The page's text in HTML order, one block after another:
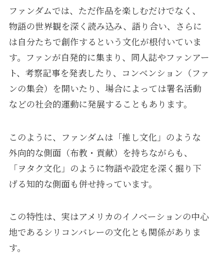
ファンダムでは、ただ作品を楽しむだけでなく、
物語の世界観を深く読み込み、語り合い、さらに
は自分たちで創作するという文化が根付いていま
す。ファンが自発的に集まり、同人誌やファンアー
ト、考察記事を発表したり、コンベンション（ファ
ンの集会）を開いたり、場合によっては署名活動
などの社会的運動に発展することもあります。
このように、ファンダムは「推し文化」のような
外向的な側面（布教・貢献）を持ちながらも、
「ヲタク文化」のように物語や設定を深く掘り下
げる知的な側面も併せ持っています。
この特性は、実はアメリカのイノベーションの中心
地であるシリコンバレーの文化とも関係がありま
す。